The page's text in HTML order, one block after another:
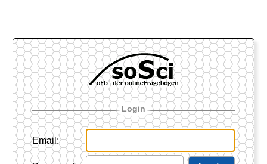
Login
Email :